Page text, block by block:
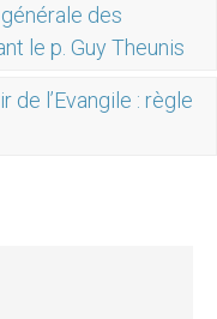
des
le p. Guy Theunis
de l’Evangile : règle